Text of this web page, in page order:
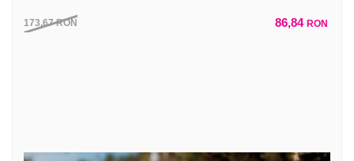
173,67RON 86,84 RON